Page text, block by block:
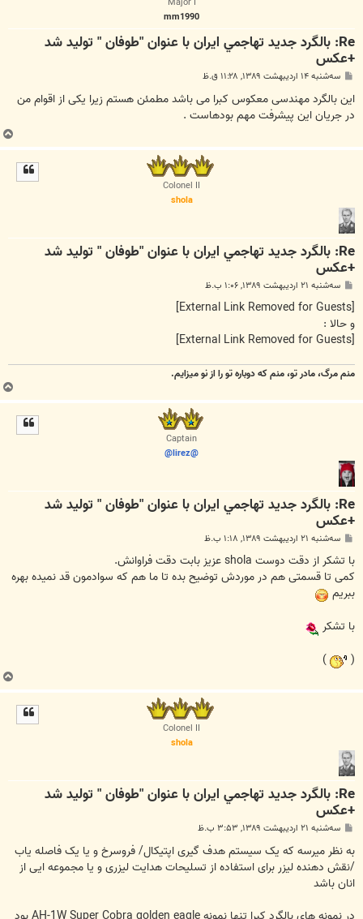
mm1990
Re: بالگرد جديد تهاجمي ايران با عنوان "طوفان " توليد شد
+عكس
ت
سه‌شنبه ۱۴ اردیبهشت ۱۳۸۹, ۱۱:۲۸ ق.ظ
این بالگرد مهندسی معکوس کبرا می باشد مطمئن هستم زیرا یکی از اقوام من
در جریان این پیشرفت مهم بودهاست .
Colonel II
shola
Re: بالگرد جديد تهاجمي ايران با عنوان "طوفان " توليد شد
+عكس
ت
سه‌شنبه ۲۱ اردیبهشت ۱۳۸۹, ۱:۰۶ ب.ظ
[External Link Removed for Guests]
و حالا :
[External Link Removed for Guests]
منم مرگ، مادر تو، منم که دوباره تو را از نو میزایم.
Captain
@lirez@
Re: بالگرد جديد تهاجمي ايران با عنوان "طوفان " توليد شد
+عكس
ت
سه‌شنبه ۲۱ اردیبهشت ۱۳۸۹, ۱:۱۸ ب.ظ
با تشکر از دقت دوست shola عزیز بابت دقت فراوانش.
کمی تا قسمتی هم در موردش توضیح بده تا ما هم که سوادمون قد نمیده بهره
ببریم
با تشکر
(
)
Colonel II
shola
Re: بالگرد جديد تهاجمي ايران با عنوان "طوفان " توليد شد
+عكس
ت
سه‌شنبه ۲۱ اردیبهشت ۱۳۸۹, ۳:۵۳ ب.ظ
به نظر میرسه که یک سیستم هدف گیری اپتیکال/ فروسرخ و یا یک فاصله یاب
/نقش دهنده لیزر برای استفاده از تسلیحات هدایت لیزری و یا مجموعه ایی از
انان باشد